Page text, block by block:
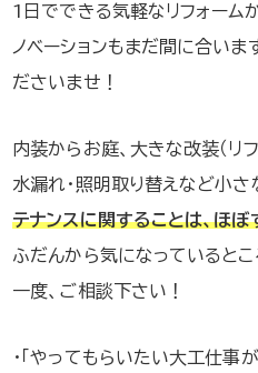
1日でできる気軽なリフォーム
ノベーションもまだ間に合いま
ださいませ！
内装からお庭、大きな改装（リフ
水漏れ・照明取り替えなど小さ
テナンスに関することは、ほぼ
ふだんから気になっていると
一度、ご相談下さい！
・「やってもらいたい大工仕事